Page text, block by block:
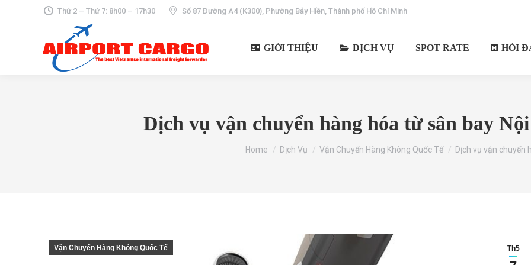
Thứ 2 – Thứ 7: 8h00 – 17h30 Số 87 Đường A4 (K300), Phường Bảy Hiền, Thành phố Hồ Chí Minh
GIỚI THIỆU DỊCH VỤ SPOT RATE HỎI
Dịch vụ vận chuyển hàng hóa từ sân bay
You are here:
Home Dịch Vụ Vận Chuyển Hàng Không Quốc Tế Dịch vụ vận chuyển
Th5
Vận Chuyển Hàng Không Quốc Tế